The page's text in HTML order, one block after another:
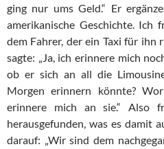
ging nur ums Geld.“ Er
amerikanische Geschichte. Ich
dem Fahrer, der ein Taxi für ihn
sagte: „Ja, ich erinnere mich
ob er sich an all die
Morgen erinnern könnte?
erinnere mich an sie.“ Also
herausgefunden, was es damit
darauf: „Wir sind dem